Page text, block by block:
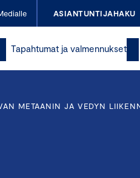
ASIANTUNTIJAHAKU
Tapahtumat ja valmennukset
METAANIN JA VEDYN